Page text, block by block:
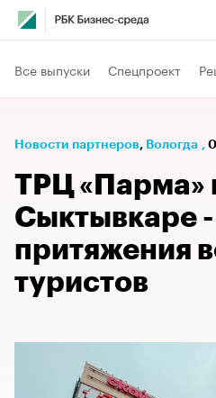
Все выпуски Спецпроект
Новости партнеров⁠, Вологда ,
ТРЦ «Парма»
Сыктывкаре
притяжения
туристов